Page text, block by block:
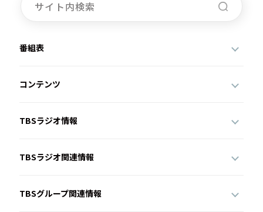
番組表
コンテンツ
TBSラジオ情報
TBSラジオ関連情報
TBSグループ関連情報